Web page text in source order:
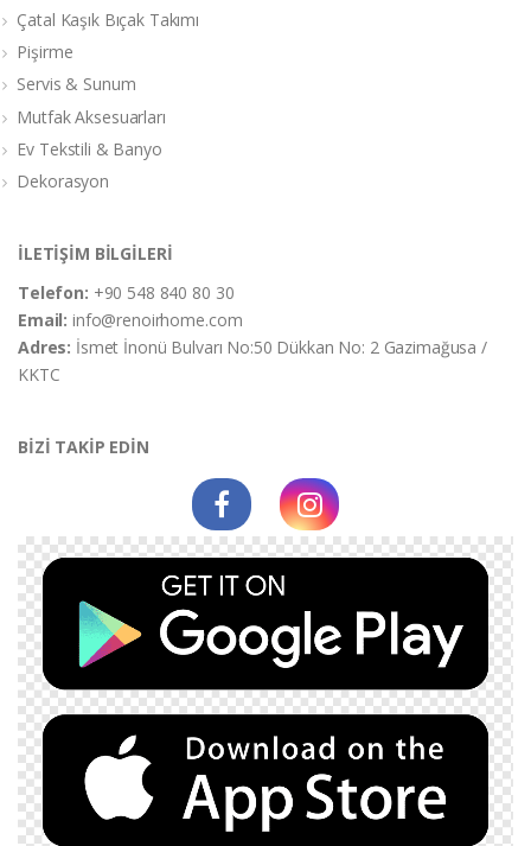
Çatal Kaşık Bıçak Takımı
Pişirme
Servis & Sunum
Mutfak Aksesuarları
Ev Tekstili & Banyo
Dekorasyon
İLETİŞİM BİLGİLERİ
Telefon: +90 548 840 80 30
Email:info@renoirhome.com
Adres: İsmet İnonü Bulvarı No:50 Dükkan No: 2 Gazimağusa /
KKTC
BİZİ TAKİP EDİN